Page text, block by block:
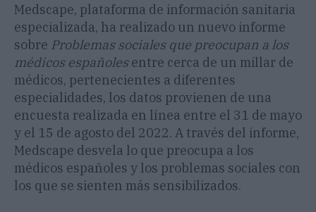
Medscape, plataforma de información sanitaria
especializada, ha realizado un nuevo informe
sobre Problemas sociales que preocupan a los
médicos españolesentre cerca de un millar de
médicos, pertenecientes a diferentes
especialidades, los datos provienen de una
encuesta realizada en línea entre el 31 de mayo
y el 15 de agosto del 2022. A través del informe,
Medscape desvela lo que preocupa a los
médicos españoles y los problemas sociales con
los que se sienten más sensibilizados.